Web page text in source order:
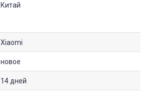
Китай
Xiaomi
новое
14 дней